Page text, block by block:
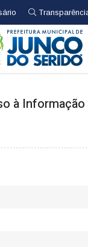
à Informação